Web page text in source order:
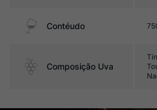
Contéudo
Composição Uva